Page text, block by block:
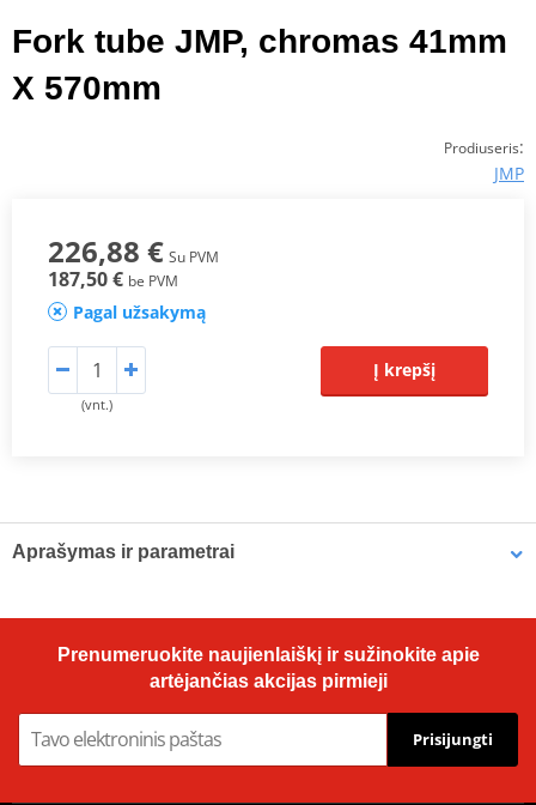
Fork tube JMP, chromas 41mm
X 570mm
Prodiuseris:
JMP
226,88 € Su PVM
187,50 € be PVM
Pagal užsakymą
(vnt.)
Į krepšį
Aprašymas ir parametrai
M38 x 1.0
Colour
, chromas
Inner diameter
Prenumeruokite naujienlaiškį ir sužinokite apie
artėjančias akcijas pirmieji
Prisijungti